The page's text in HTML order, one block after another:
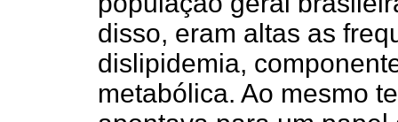
disso, eram altas as
dislipidemia,
metabólica. Ao mesmo